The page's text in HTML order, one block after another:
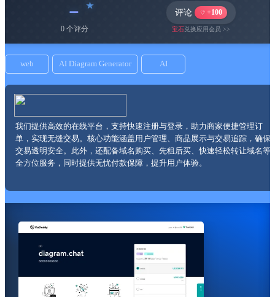
﹣
0 个评分
评论 +100
宝石兑换应用会员 >>
web AI Diagram Generator AI
我们提供高效的在线平台，支持快速注册与登录，助力商家便捷管理订
单，实现无缝交易。核心功能涵盖用户管理、商品展示与交易追踪，确保
交易透明安全。此外，还配备域名购买、先租后买、快速轻松转让域名等
全方位服务，同时提供无忧付款保障，提升用户体验。